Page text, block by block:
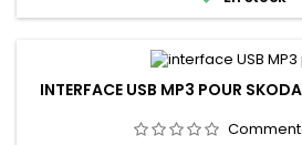
INTERFACE USB MP3 POUR